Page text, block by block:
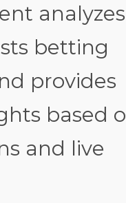
analyzes
betting
provides
based
and live